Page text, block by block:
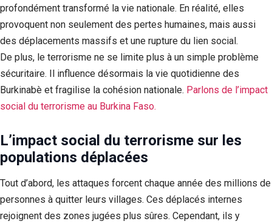
profondément transformé la vie nationale. En réalité, elles
provoquent non seulement des pertes humaines, mais aussi
des déplacements massifs et une rupture du lien social.
De plus, le terrorisme ne se limite plus à un simple problème
sécuritaire. Il influence désormais la vie quotidienne des
Burkinabè et fragilise la cohésion nationale. Parlons de l’impact
social du terrorisme au Burkina Faso.
L’impact social du terrorisme sur les
populations déplacées
Tout d’abord, les attaques forcent chaque année des millions de
personnes à quitter leurs villages. Ces déplacés internes
rejoignent des zones jugées plus sûres. Cependant, ils y